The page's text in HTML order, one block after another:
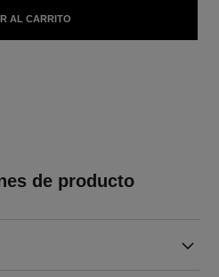
AL CARRITO
de producto